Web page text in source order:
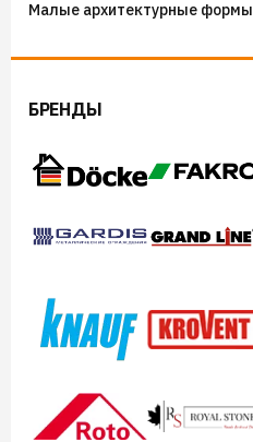
Малые архитектурные формы
БРЕНДЫ